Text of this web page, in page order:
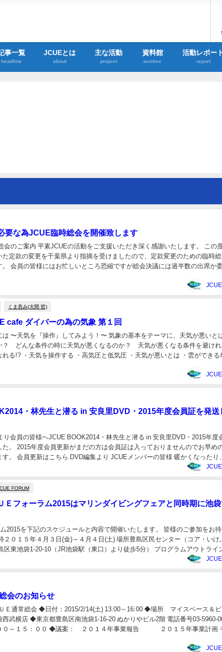
事一覧
headline
JCUEとは
about
主な活動
project
資料館
archive
活動レポー
report
要な為JCUE臨時総会を開催致します
会のご案内 平素JCUEの活動をご支援いただき深く感謝いたします。 この
た定款の変更を千葉県より指摘を受けましたので、定款変更のための臨時
。 会員の皆様にはお忙しいところ恐縮ですが総会決議には過半数の出席か
くま呑み(大間 哲)
cafe ダイバーの為の気象 第１回
は 〜天気を『操作』してみよう！〜 気象の基本をテーマに、天気が悪いと
？ どんな条件の時に天気が悪くなるのか？ 天気が悪くなる条件を避け
れる!? ・天気を操作する ・高気圧と低気圧 ・天気が悪いとは ・雲ができる
・林先生と潜る in 安良里DVD・2015年度会員証を発送
り会員の皆様へJCUE BOOK2014・林先生と潜る in 安良里DVD・2015年度
た。 2015年度会員更新がまだの方は会員証は入っておりませんのでお早め
す。 会員更新はこちら DVD編集より JCUEメンバーの皆様 暖かくなったり
FORUM
Ｅフォーラム2015はマリンダイビングフェアと同時期に池
2015を下記のスケジュールと内容で開催いたします。 皆様のご参加をお
２０１５年４月３日(金)～４月４日(土) 場所豊島区民センター（コア・いけ
区東池袋1-20-10（JR池袋駅（東口）より徒歩5分） プログラムアウトライ
会のお知らせ
Ｅ通常総会 ◆日付：2015/2/14(土) 13:00～16:00 ◆場所 マイスペース＆
武横店 ◆東京都豊島区南池袋1-16-20 ぬかりやビル2階 電話番号03-5960-
０～１５：００ ◆議案： ２０１４年事業報告 ２０１５年事業計画